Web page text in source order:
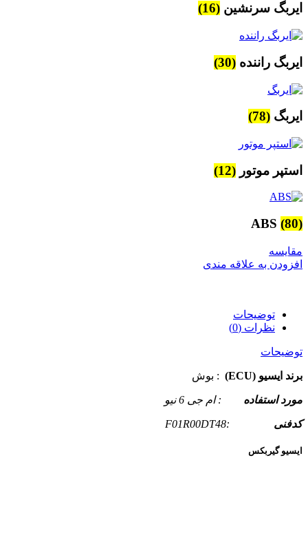
ایربگ سرنشین (16)
ایربگ راننده (30)
ایربگ (78)
استپر موتور (12)
ABS (80)
مقایسه
افزودن به علاقه مندی
توضیحات
نظرات (0)
توضیحات
برند ایسیو (ECU) : بوش
مورد استفاده : ام جی 6 نیو
کدفنی :F01R00DT48
ایسیو گیربکس